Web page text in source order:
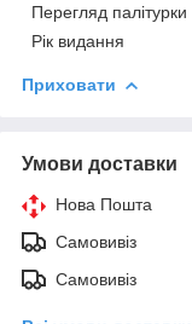
Перегляд палітурки
Рік видання
Приховати
Умови доставки
Нова Пошта
Самовивіз
Самовивіз